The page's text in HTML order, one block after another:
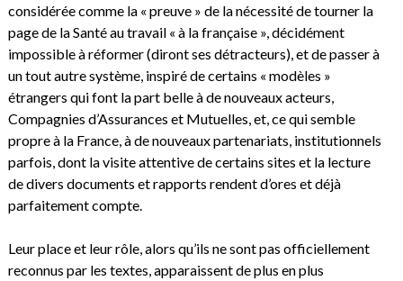
considérée comme la « preuve » de la nécessité de tourner la
page de la Santé au travail « à la française », décidément
impossible à réformer (diront ses détracteurs), et de passer à
un tout autre système, inspiré de certains « modèles »
étrangers qui font la part belle à de nouveaux acteurs,
Compagnies d’Assurances et Mutuelles, et, ce qui semble
propre à la France, à de nouveaux partenariats, institutionnels
parfois, dont la visite attentive de certains sites et la lecture
de divers documents et rapports rendent d’ores et déjà
parfaitement compte.
Leur place et leur rôle, alors qu’ils ne sont pas officiellement
reconnus par les textes, apparaissent de plus en plus